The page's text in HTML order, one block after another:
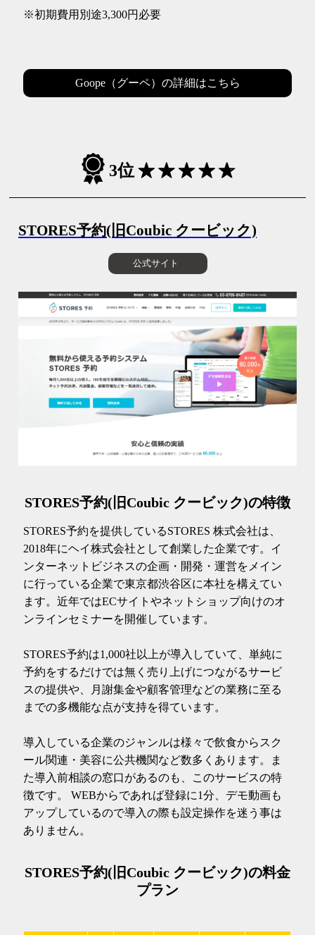
※初期費用別途3,300円必要
Goope（グーペ）の詳細はこちら
3位
STORES予約(旧Coubic クービック)
公式サイト
STORES予約(旧Coubic クービック)の特徴
STORES予約を提供しているSTORES 株式会社は、
2018年にヘイ株式会社として創業した企業です。イ
ンターネットビジネスの企画・開発・運営をメイン
に行っている企業で東京都渋谷区に本社を構えてい
ます。近年ではECサイトやネットショップ向けのオ
ンラインセミナーを開催しています。
STORES予約は1,000社以上が導入していて、単純に
予約をするだけでは無く売り上げにつながるサービ
スの提供や、月謝集金や顧客管理などの業務に至る
までの多機能な点が支持を得ています。
導入している企業のジャンルは様々で飲食からスク
ール関連・美容に公共機関など数多くあります。ま
た導入前相談の窓口があるのも、このサービスの特
徴です。 WEBからであれば登録に1分、デモ動画も
アップしているので導入の際も設定操作を迷う事は
ありません。
STORES予約(旧Coubic クービック)の料金
プラン